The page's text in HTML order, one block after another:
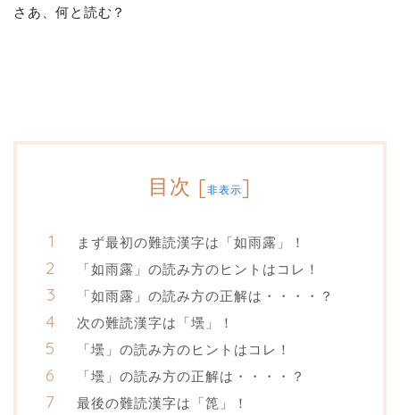
さあ、何と読む？
目次 [非表示]
まず最初の難読漢字は「如雨露」！
「如雨露」の読み方のヒントはコレ！
「如雨露」の読み方の正解は・・・・？
次の難読漢字は「壜」！
「壜」の読み方のヒントはコレ！
「壜」の読み方の正解は・・・・？
最後の難読漢字は「箆」！